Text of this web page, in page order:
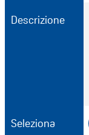
Descrizione
Seleziona